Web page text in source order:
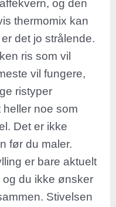
og den
thermomix kan
det jo strålende.
ris som vil
vil fungere,
ristyper
heller noe som
Det er ikke
før du maler.
er bare aktuelt
du ikke ønsker
Stivelsen